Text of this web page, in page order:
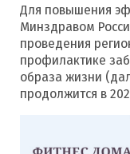
Для повышения
Минздравом
проведения
профилактике
образа жизни
продолжится в